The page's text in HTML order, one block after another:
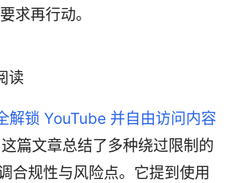
求再行动。
读
解锁 YouTube 并自由访问内容
这篇文章总结了多种绕过限制的
合规性与风险点。它提到使用